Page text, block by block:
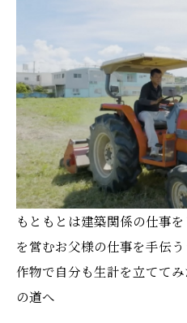
もともとは建築関係の仕事
を営むお父様の仕事を手伝
作物で自分も生計を立てて
の道へ